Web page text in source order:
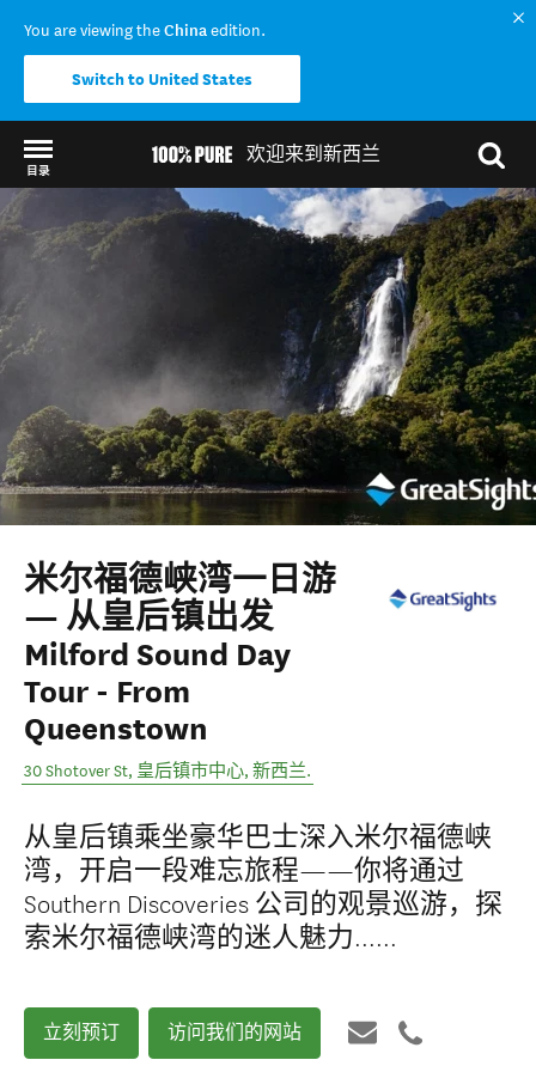
You are viewing theChinaedition.
Switch to United States
欢迎来到新西兰
目录
Back to my results
米尔福德峡湾一日游
— 从皇后镇出发
Milford Sound Day
Tour - From
Queenstown
30 Shotover St, 皇后镇市中心, 新西兰.
从皇后镇乘坐豪华巴士深入米尔福德峡
湾，开启一段难忘旅程——你将通过
Southern Discoveries 公司的观景巡游，探
索米尔福德峡湾的迷人魅力……
立刻预订 访问我们的网站